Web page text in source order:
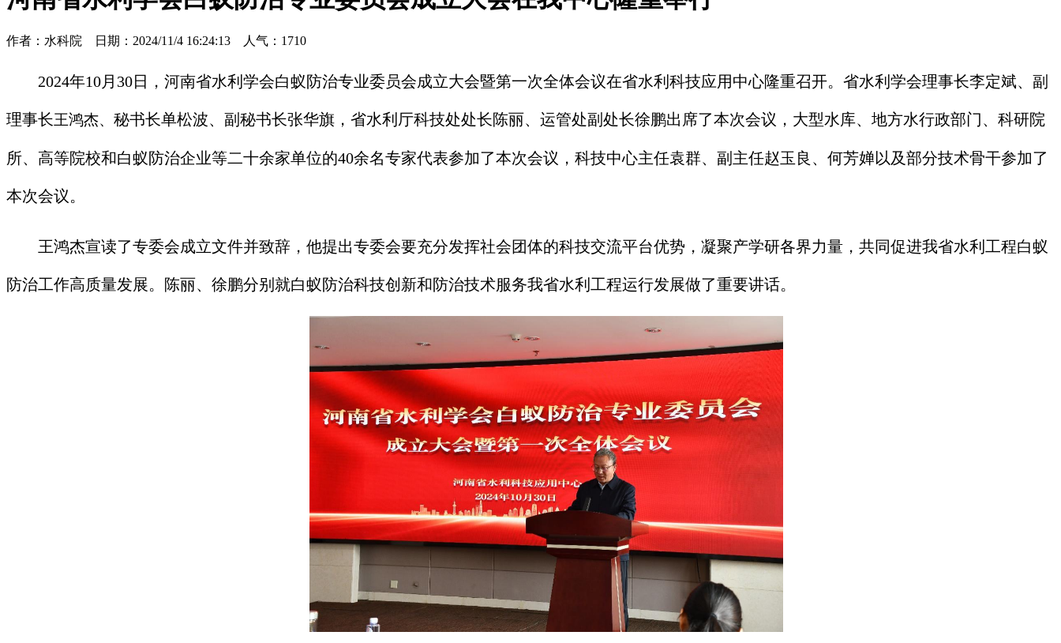
作者：水科院 日期：2024/11/4 16:24:13 人气： 1710
2024年10月30日，河南省水利学会白蚁防治专业委员会成立大会暨第一次全体会议在省水利科技应用中心隆重召开。省水利学会理事长李定斌、副
理事长王鸿杰、 秘书长单松波、副秘书长张华旗，省水利厅科技处处长陈丽、运管处副处长徐鹏出席了本次会议，大型水库、地方水行政部门、科研院
所、高等院校和白蚁防治企业等二十余家单位的40余名专家代表参加了本次会议，科技中心主任袁群、副主任赵玉良、何芳婵以及部分技术骨干参加了
本次会议。
王鸿杰宣读了专委会成立文件并致辞，他提出专委会要充分发挥社会团体的科技交流平台优势，凝聚产学研各界力量，共同促进我省水利工程白蚁
防治工作高质量发展。陈丽、徐鹏分别就白蚁防治科技创新和防治技术服务我省水利工程运行发展做了重要讲话。